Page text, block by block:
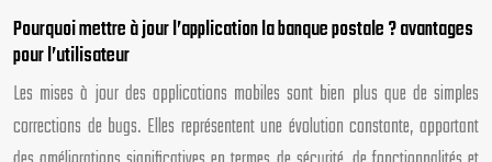
Pourquoi mettre à jour l’application la banque postale ? avantages
pour l’utilisateur
Les mises à jour des applications mobiles sont bien plus que de simples
corrections de bugs. Elles représentent une évolution constante, apportant